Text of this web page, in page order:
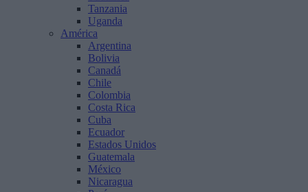
Tanzania
Uganda
América
Argentina
Bolivia
Canadá
Chile
Colombia
Costa Rica
Cuba
Ecuador
Estados Unidos
Guatemala
México
Nicaragua